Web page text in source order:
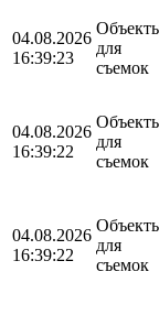
04.08.2026
16:39:23
для
съемок
04.08.2026
16:39:22
для
съемок
04.08.2026
16:39:22
для
съемок